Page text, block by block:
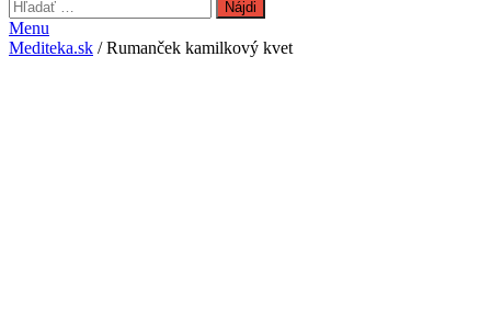
Hľadať:
Menu
Mediteka.sk / Rumanček kamilkový kvet